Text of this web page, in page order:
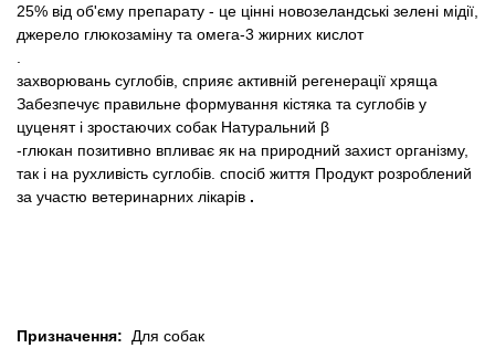
25% від об'єму препарату - це цінні новозеландські зелені мідії,
джерело глюкозаміну та омега-3 жирних кислот
захворювань суглобів, сприяє активній регенерації хряща
Забезпечує правильне формування кістяка та суглобів у
цуценят і зростаючих собак Натуральний β
-глюкан позитивно впливає як на природний захист організму,
так і на рухливість суглобів. спосіб життя Продукт розроблений
за участю ветеринарних лікарів .
Призначення: Для собак
Архів / Знято з виробництва